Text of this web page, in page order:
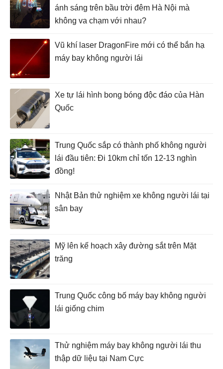
ánh sáng trên bầu trời đêm Hà Nội mà
không va chạm với nhau?
Vũ khí laser DragonFire mới có thể bắn hạ
máy bay không người lái
Xe tự lái hình bong bóng độc đáo của Hàn
Quốc
Trung Quốc sắp có thành phố không người
lái đầu tiên: Đi 10km chỉ tốn 12-13 nghìn
đồng!
Nhật Bản thử nghiệm xe không người lái tại
sân bay
Mỹ lên kế hoạch xây đường sắt trên Mặt
trăng
Trung Quốc công bố máy bay không người
lái giống chim
Thử nghiệm máy bay không người lái thu
thập dữ liệu tại Nam Cực